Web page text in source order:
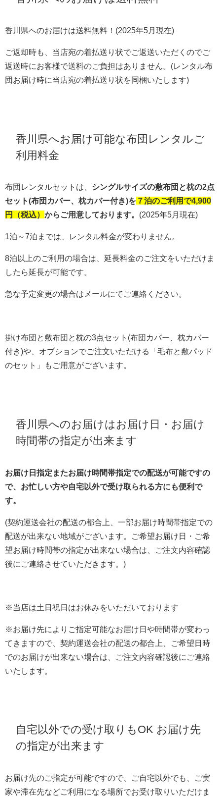
香川県へのお届けは送料無料！(2025年5月現在)
ご返却時も、当店宛の着払送り状でご返送いただくのでご
返送時にお客様で送料のご負担はありません。(レンタル布
団お届け時に当店宛の着払送り状を同梱いたします)
香川県へお届け可能な布団レンタルご
利用料金
布団レンタルセットは、 シングルサイズの敷布団と枕の2点
セット(布団カバー、枕カバー付き)を ７泊のご利用で4,900
円（税込） からご用意しております。 (2025年5月現在)
1泊～7泊までは、レンタル料金が変わりません。
8泊以上のご利用の場合は、延長料金のご注文をいただけま
したら延長が可能です。
急な予定変更の場合はメールにてご連絡ください。
掛け布団と敷布団と枕の3点セット(布団カバー、枕カバー
付き)や、オプションでご注文いただける「毛布と敷パッド
のセット」もご用意がございます。
香川県へのお届けはお届け日・お届け
時間帯の指定が出来ます
お届け日指定またお届け時間帯指定での配送が可能ですの
で、お忙しい方や自宅以外で受け取られる方にも便利で
す。
(契約運送会社の配送の都合上、一部お届け時間帯指定での
配送が出来ない地域がございます。ご希望お届け日・ご希
望お届け時間帯の指定が出来ない場合は、ご注文内容確認
後にご連絡させていただきます。)
※当店は土日祝日はお休みをいただいております
※お届け先によりご指定可能なお届け日や時間帯が変わっ
てきますので、契約運送会社の配送の都合上、ご希望日時
でのお届けが出来ない場合は、ご注文内容確認後にご連絡
いたします。
自宅以外での受け取りもOK お届け先
の指定が出来ます
お届け先のご指定が可能ですので、ご自宅以外でも、ご実
家や滞在先などご利用になる場所でお受け取りいただけま